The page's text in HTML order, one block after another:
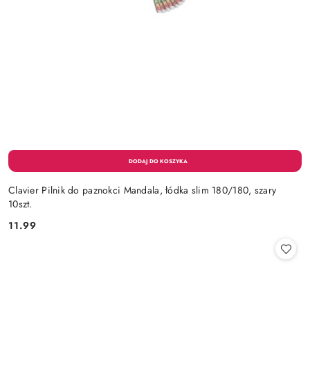
Clavier Pilnik do paznokci Mandala, łódka slim 180/180, szary
10szt.
Cena:
11.99